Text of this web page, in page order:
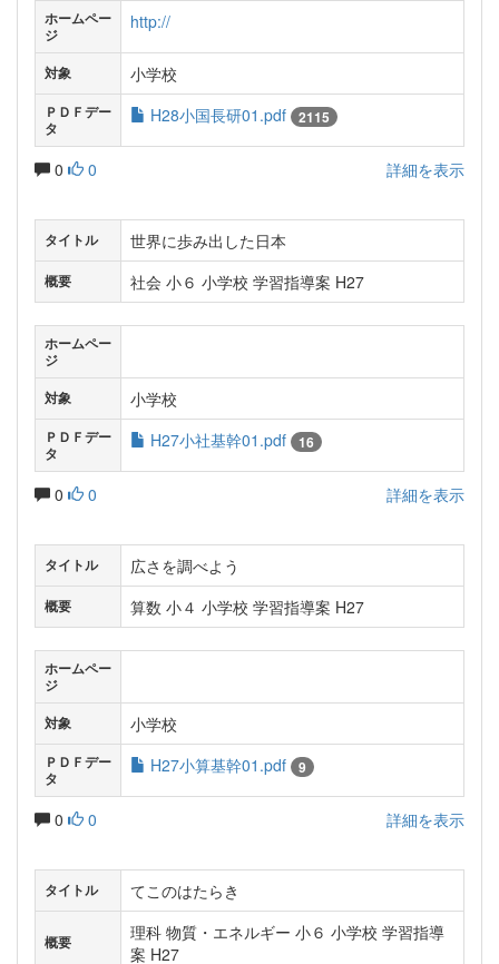
ホームペー
ジ
http://
対象 小学校
ＰＤＦデー
タ
H28小国長研01.pdf 2115
0 0 詳細を表示
タイトル 世界に歩み出した日本
概要 社会 小６ 小学校 学習指導案 H27
ホームペー
ジ
対象
小学校
ＰＤＦデー
タ
H27小社基幹01.pdf 16
0 0 詳細を表示
タイトル 広さを調べよう
概要 算数 小４ 小学校 学習指導案 H27
ホームペー
ジ
対象
小学校
ＰＤＦデー
タ
H27小算基幹01.pdf 9
0 0 詳細を表示
タイトル てこのはたらき
概要
理科 物質・エネルギー 小６ 小学校 学習指導
案 H27